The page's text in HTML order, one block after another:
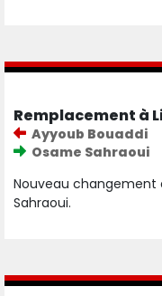
Remplacement à
Ayyoub Bouaddi
Osame Sahraoui
Nouveau changement
Sahraoui.